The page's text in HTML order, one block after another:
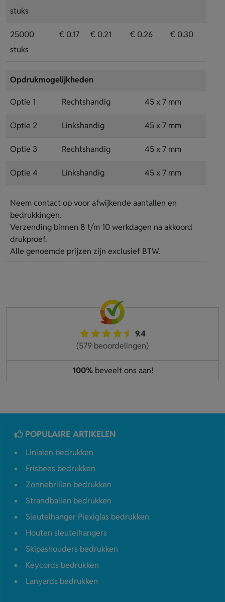
stuks
25000
stuks
€ 0.17 € 0.21 € 0.26 € 0.30
Opdrukmogelijkheden
Optie 1 Rechtshandig 45 x 7 mm
Optie 2 Linkshandig 45 x 7 mm
Optie 3 Rechtshandig 45 x 7 mm
Optie 4 Linkshandig 45 x 7 mm
Neem contact op voor afwijkende aantallen en
bedrukkingen.
Verzending binnen 8 t/m 10 werkdagen na akkoord
drukproef.
Alle genoemde prijzen zijn exclusief BTW.
9.4
(579 beoordelingen)
100%beveelt ons aan!
POPULAIRE ARTIKELEN
Linialen bedrukken
Frisbees bedrukken
Zonnebrillen bedrukken
Strandballen bedrukken
Sleutelhanger Plexiglas bedrukken
Houten sleutelhangers
Skipashouders bedrukken
Keycords bedrukken
Lanyards bedrukken